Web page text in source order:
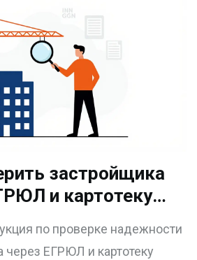
застройщика
и картотеку
по проверке надежности
через ЕГРЮЛ и картотеку